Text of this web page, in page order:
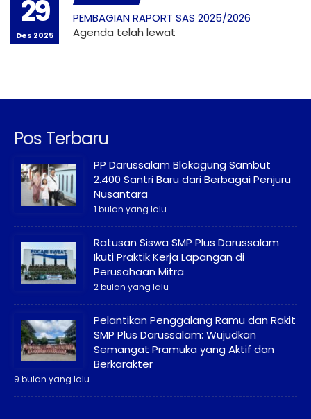
29
Des 2025
PEMBAGIAN RAPORT SAS 2025/2026
Agenda telah lewat
Pos Terbaru
PP Darussalam Blokagung Sambut
2.400 Santri Baru dari Berbagai Penjuru
Nusantara
1 bulan yang lalu
Ratusan Siswa SMP Plus Darussalam
Ikuti Praktik Kerja Lapangan di
Perusahaan Mitra
2 bulan yang lalu
Pelantikan Penggalang Ramu dan Rakit
SMP Plus Darussalam: Wujudkan
Semangat Pramuka yang Aktif dan
Berkarakter
9 bulan yang lalu